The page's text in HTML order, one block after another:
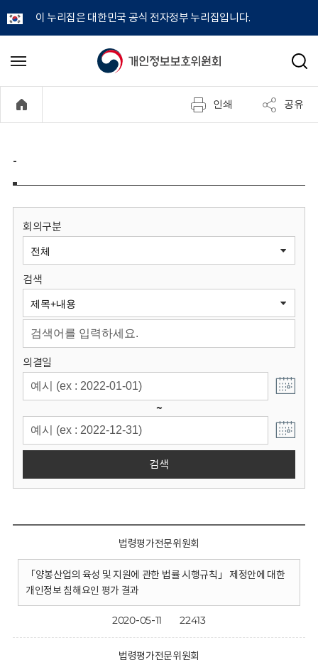
이 누리집은 대한민국 공식 전자정부 누리집입니다.
개
정
보
원
회
메
기
검
인쇄 공유
-
회의구분
검색
의결일
~
검색
법령평가전문위원회
「양봉산업의 육성 및 지원에 관한 법률 시행규칙」 제정안에 대한
개인정보 침해요인 평가 결과
2020-05-11 22413
법령평가전문위원회